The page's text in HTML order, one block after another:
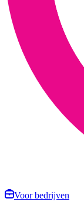
Voor bedrijven